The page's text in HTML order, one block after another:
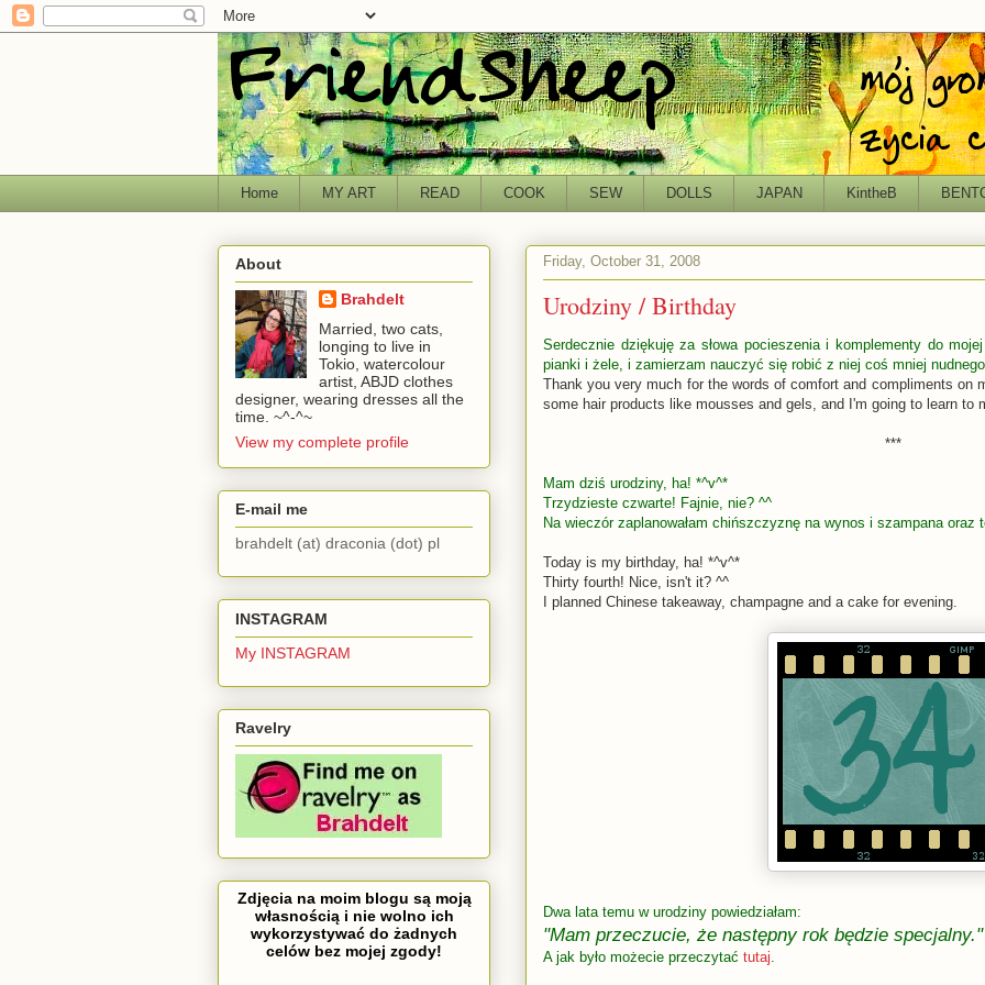
Home MY ART READ COOK SEW DOLLS JAPAN KintheB
Friday, October 31, 2008
Urodziny / Birthday
Serdecznie dziękuję za słowa pocieszenia i komplementy do
pianki i żele, i zamierzam nauczyć się robić z niej coś mniej
Thank you very much for the words of comfort and compliments on
some hair products like mousses and gels, and I'm going to learn to
***
Mam dziś urodziny, ha! *^v^*
Trzydzieste czwarte! Fajnie, nie? ^^
Na wieczór zaplanowałam chińszczyznę na wynos i szampana oraz
Today is my birthday, ha! *^v^*
Thirty fourth! Nice, isn't it? ^^
I planned Chinese takeaway, champagne and a cake for evening.
Dwa lata temu w urodziny powiedziałam:
"Mam przeczucie, że następny rok będzie specjalny."
A jak było możecie przeczytać tutaj
About
Brahdelt
Married, two cats,
longing to live in
Tokio, watercolour
artist, ABJD clothes
designer, wearing dresses all the
time. ~^-^~
View my complete profile
E-mail me
brahdelt (at) draconia (dot) pl
INSTAGRAM
My INSTAGRAM
Ravelry
Zdjęcia na moim blogu są moją
własnością i nie wolno ich
wykorzystywać do żadnych
celów bez mojej zgody!